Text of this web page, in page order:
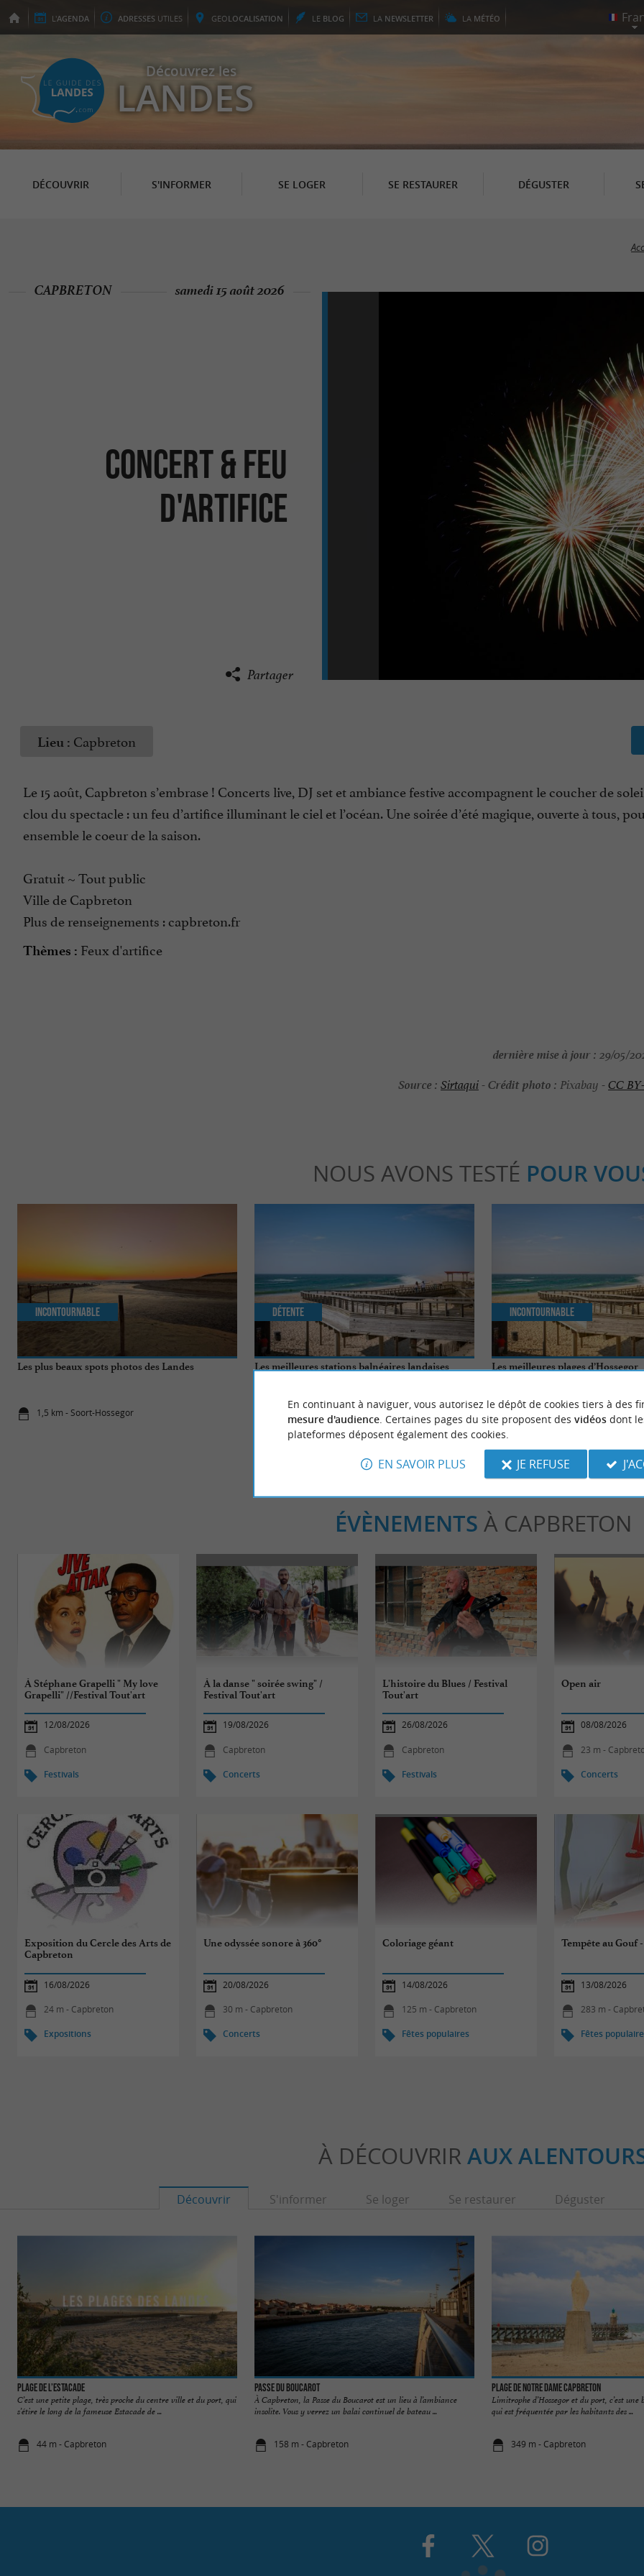
L'AGENDA ADRESSES UTILES GEOLOCALISATION LE BLOG LA NEWSLETTER LA MÉTÉO
Découvrez les
LANDES
DÉCOUVRIR S'INFORMER SE LOGER SE RESTAURER DÉGUSTER
Concert & feu
d'artifice
CAPBRETON samedi 15 août 2026
Partager
Lieu : Capbreton
Le 15 août, Capbreton s’embrase ! Concerts live, DJ set et ambiance festive accompagnent le coucher de
clou du spectacle : un feu d’artifice illuminant le ciel et l’océan. Une soirée d’été magique, ouverte à tous,
ensemble le coeur de la saison.
Gratuit ~ Tout public
Ville de Capbreton
Plus de renseignements : capbreton.fr
Thèmes : Feux d'artifice
dernière mise à jour : 29/05/
Source : Sirtaqui-Crédit photo : Pixabay -CC
NOUS AVONS TESTÉ POUR
Les plus beaux spots photos des Landes
1,5 km - Soort-Hossegor
Incontournable
Les meilleures stations balnéaires landaises
1,5 km - Soort-Hossegor
Détente
Les meilleures plages d’Hossegor
1,5 km - Soort-Hossegor
Incontournable
ÉVÈNEMENTS À CAPBRETON
À Stéphane Grapelli " My love
Grapelli" //Festival Tout'art
12/08/2026
Capbreton
Festivals
À la danse " soirée swing" /
Festival Tout'art
19/08/2026
Capbreton
Concerts
L'histoire du Blues / Festival
Tout'art
26/08/2026
Capbreton
Festivals
Open air
08/08/2026
23 m -
Concerts
Exposition du Cercle des Arts de
Capbreton
16/08/2026
24 m - Capbreton
Expositions
Une odyssée sonore à 360°
20/08/2026
30 m - Capbreton
Concerts
Coloriage géant
14/08/2026
125 m - Capbreton
Fêtes populaires
Tempête au Gouf
13/08/2026
283 m -
Fêtes
À DÉCOUVRIR AUX
Découvrir S'informer Se loger Se restaurer Déguster
Plage de l’Estacade
C’est une petite plage, très proche du centre ville et du port, qui
s’étire le long de la fameuse Estacade de ...
44 m - Capbreton
Passe du Boucarot
À Capbreton, la Passe du Boucarot est un lieu à l’ambiance
insolite. Vous y verrez un balai continuel de bateau ...
158 m - Capbreton
Plage de Notre Dame Capbreton
Limitrophe d’Hossegor et du port, c’est une
qui est fréquentée par les habitants des ...
349 m - Capbreton
En continuant à naviguer, vous autorisez le dépôt de cookies tiers à des
mesure d'audience. Certaines pages du site proposent des vidéosdont
plateformes déposent également des cookies.
EN SAVOIR PLUS JE REFUSE